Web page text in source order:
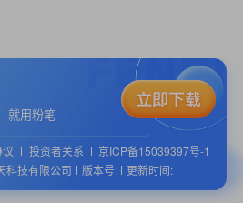
就用粉笔
投资者关系
京ICP备15039397号-1
科技有限公司
版本号: 更新时间: